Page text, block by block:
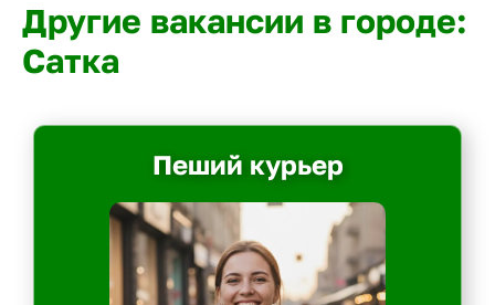
Другие вакансии в городе:
Сатка
Пеший курьер